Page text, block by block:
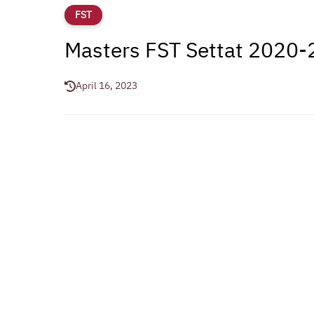
FST
Masters FST Settat
April 16, 2023